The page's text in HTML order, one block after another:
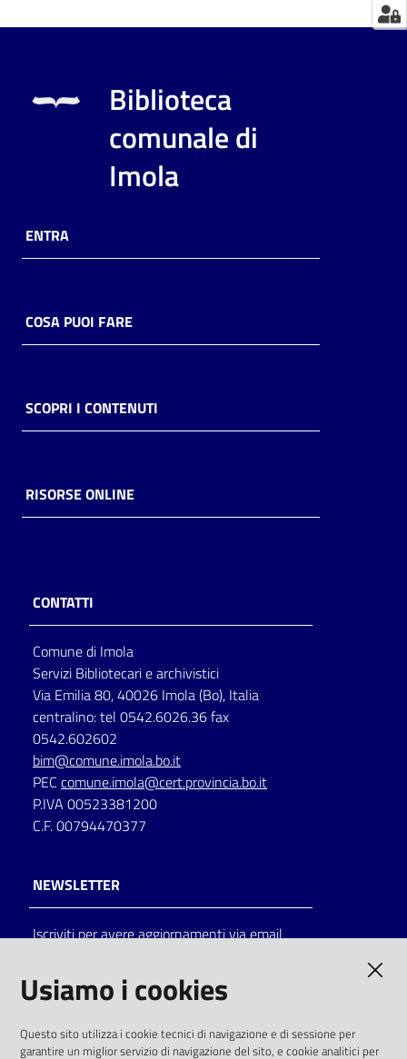
Orari
Biblioteca
comunale di
Imola
ENTRA
COSA PUOI FARE
SCOPRI I CONTENUTI
RISORSE ONLINE
CONTATTI
Comune di Imola
Servizi Bibliotecari e archivistici
Via Emilia 80, 40026 Imola (Bo), Italia
centralino: tel 0542.6026.36 fax
0542.602602
bim@comune.imola.bo.it
PEC comune.imola@cert.provincia.bo.it
P.IVA 00523381200
C.F. 00794470377
NEWSLETTER
Iscriviti per avere aggiornamenti via email
solo alle condizioni previste dalla direttiva
Usiamo i cookies
Questo sito utilizza i cookie tecnici di navigazione e di sessione per
garantire un miglior servizio di navigazione del sito, e cookie analitici per